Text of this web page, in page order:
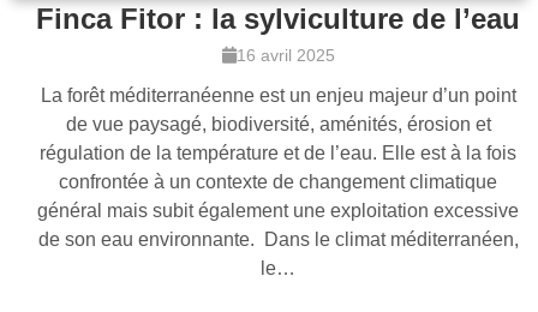
Finca Fitor : la sylviculture de l’eau
16 avril 2025
La forêt méditerranéenne est un enjeu majeur d’un point
de vue paysagé, biodiversité, aménités, érosion et
régulation de la température et de l’eau. Elle est à la fois
confrontée à un contexte de changement climatique
général mais subit également une exploitation excessive
de son eau environnante. Dans le climat méditerranéen,
le…